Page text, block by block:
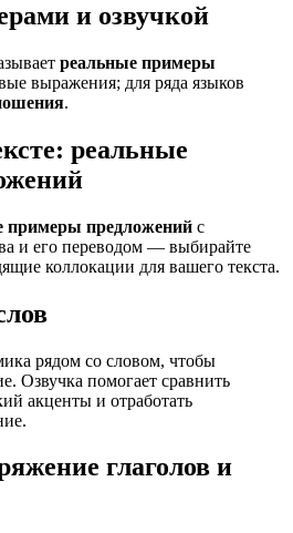
и озвучкой
реальные примеры
выражения; для ряда языков
.
реальные
примеры предложений с
и его переводом — выбирайте
коллокации для вашего текста.
рядом со словом, чтобы
Озвучка помогает сравнить
акценты и отработать
глаголов и